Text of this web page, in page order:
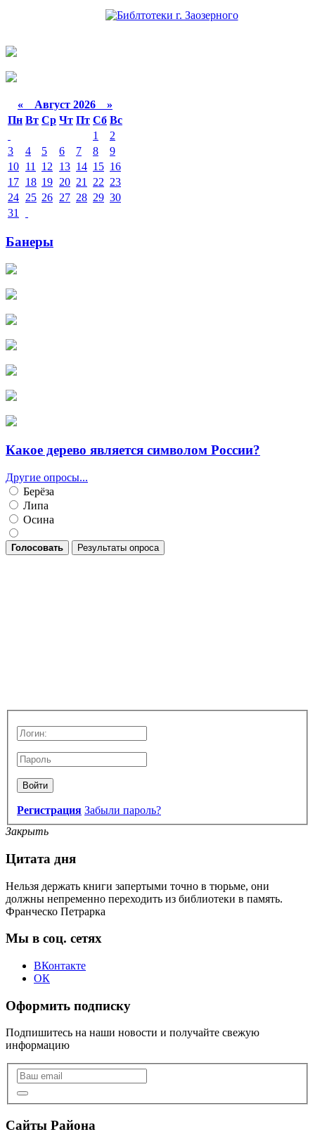
« Август 2026 »
Пн Вт Ср Чт Пт Сб Вс
1
2
3
4 5 6 7 8
9
10 11 12 13 14 15 16
17 18 19 20 21 22 23
24 25 26 27 28 29 30
31
Банеры
Какое дерево является символом России?
Другие опросы...
Берёза
Липа
Осина
Голосовать Результаты опроса
Войти
Регистрация Забыли пароль?
Закрыть
Цитата дня
Нельзя держать книги запертыми точно в тюрьме, они
должны непременно переходить из библиотеки в память.
Франческо Петрарка
Мы в соц. сетях
ВКонтакте
ОК
Оформить подписку
Подпишитесь на наши новости и получайте свежую
информацию
Сайты Района